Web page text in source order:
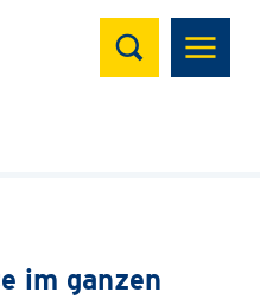
Suchen
im ganzen